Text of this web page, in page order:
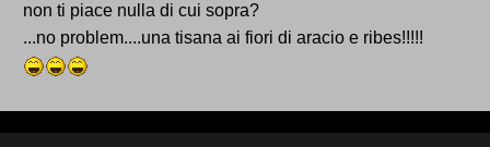
non ti piace nulla di cui sopra?
...no problem....una tisana ai fiori di aracio e ribes!!!!!